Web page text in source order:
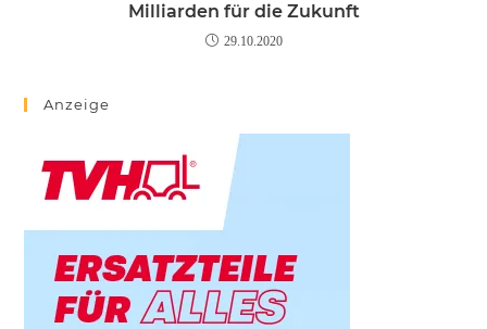
Milliarden für die Zukunft
29.10.2020
Anzeige